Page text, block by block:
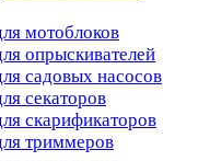
мотоблоков
опрыскивателей
садовых насосов
секаторов
скарификаторов
триммеров